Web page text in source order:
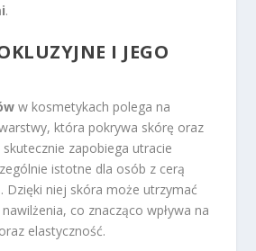
.
I JEGO
w kosmetykach polega na
która pokrywa skórę oraz
skutecznie zapobiega utracie
istotne dla osób z cerą
Dzięki niej skóra może utrzymać
co znacząco wpływa na
elastyczność.